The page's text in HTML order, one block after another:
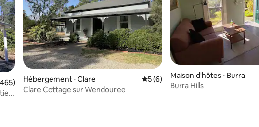
moyenne sur la base de 465 commentaires : 4,97 sur 5
Hébergement ⋅ Clare Évaluation moyenne sur la base de
5 (6)
Clare Cottage sur Wendouree
Maison d'hôtes ⋅ Burra
Burra Hills